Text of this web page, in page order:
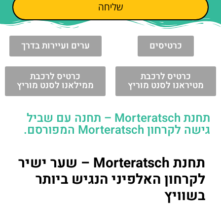
שליחה
כרטיסים ערים ועיירות בדרך
כרטיס לרכבת
מטיראנו לסנט מוריץ
כרטיס לרכבת
ממילאנו לסנט מוריץ
תחנת Morteratsch – תחנה עם שביל
גישה לקרחון Morteratsch המפורסם.
תחנת Morteratsch – שער ישיר
לקרחון האלפיני הנגיש ביותר
בשוויץ